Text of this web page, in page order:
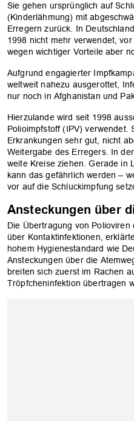
Sie gehen ursprünglich auf
(Kinderlähmung) mit
Erregern zurück. In
1998 nicht mehr verwendet,
wegen wichtiger Vorteile aber
Aufgrund engagierter
weltweit nahezu ausgerottet,
nur noch in Afghanistan und
Hierzulande wird seit 1998
Polioimpfstoff (IPV) verwendet.
Erkrankungen sehr gut, nicht
Weitergabe des Erregers. In
weite Kreise ziehen. Gerade in
kann das gefährlich werden –
vor auf die Schluckimpfung
Ansteckungen über
Die Übertragung von
über Kontaktinfektionen,
hohem Hygienestandard wie
Ansteckungen über die
breiten sich zuerst im Rachen
Tröpfcheninfektion übertragen